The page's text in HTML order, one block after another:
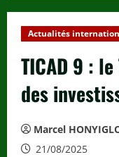
Actualités
TICAD 9 :
des
Marcel
21/08/2025